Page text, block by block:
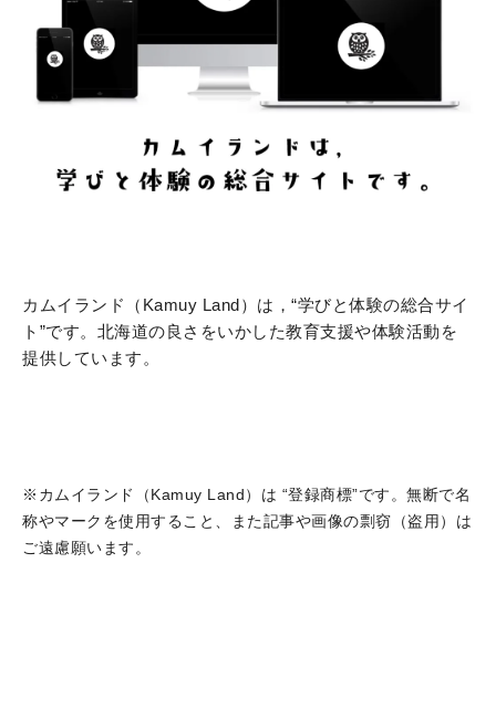
カムイランド（Kamuy Land）は，“学びと体験の総合サイ
ト”です。北海道の良さをいかした教育支援や体験活動を
提供しています。
※カムイランド（Kamuy Land）は “登録商標”です。無断で名
称やマークを使用すること、また記事や画像の剽窃（盗用）は
ご遠慮願います。